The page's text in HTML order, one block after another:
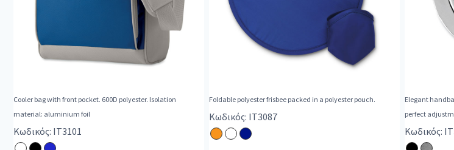
Cooler bag with front pocket. 600D polyester. Isolation
material: aluminium foil
Κωδικός: IT3101
Foldable polyester frisbee packed in a polyester pouch.
Κωδικός: IT3087
Elegant
perfect
Κωδικός: